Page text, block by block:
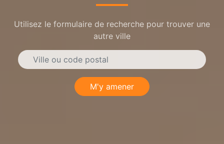
Utilisez le formulaire de recherche pour trouver une
autre ville
M'y amener